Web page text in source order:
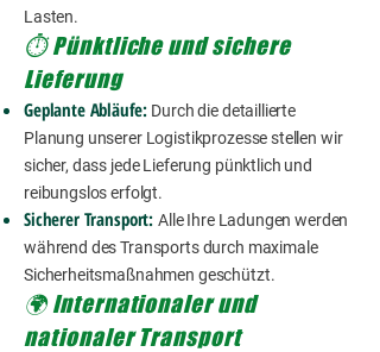
Lasten.
⏱️ Pünktliche und sichere
Lieferung
Geplante Abläufe: Durch die detaillierte
Planung unserer Logistikprozesse stellen wir
sicher, dass jede Lieferung pünktlich und
reibungslos erfolgt.
Sicherer Transport: Alle Ihre Ladungen werden
während des Transports durch maximale
Sicherheitsmaßnahmen geschützt.
🌍 Internationaler und
nationaler Transport